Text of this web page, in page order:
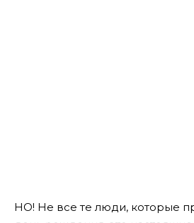
НО! Не все те люди, которые